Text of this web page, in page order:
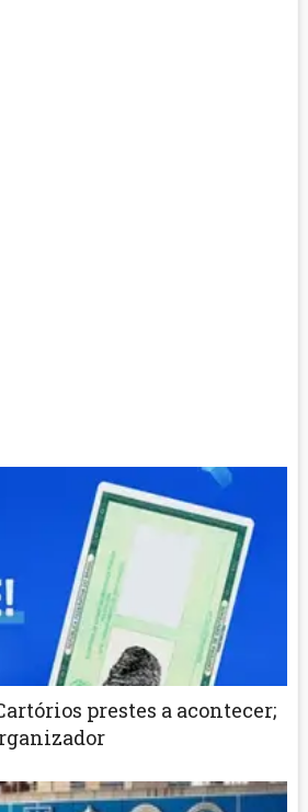
prestes a acontecer;